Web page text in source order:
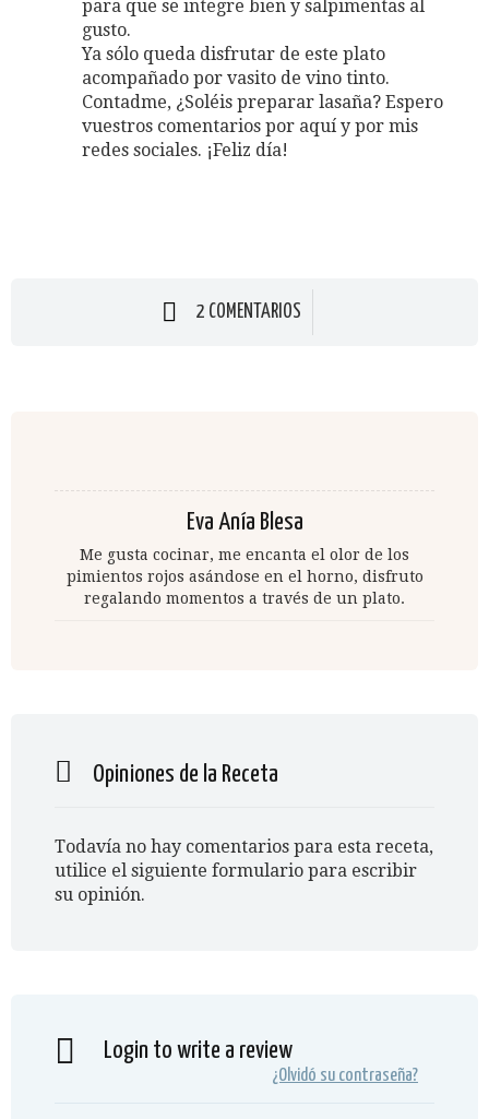
para que se integre bien y salpimentas al
gusto.
Ya sólo queda disfrutar de este plato
acompañado por vasito de vino tinto.
Contadme, ¿Soléis preparar lasaña? Espero
vuestros comentarios por aquí y por mis
redes sociales. ¡Feliz día!
2 COMENTARIOS
Eva Anía Blesa
Me gusta cocinar, me encanta el olor de los
pimientos rojos asándose en el horno, disfruto
regalando momentos a través de un plato.
Opiniones de la Receta
Todavía no hay comentarios para esta receta,
utilice el siguiente formulario para escribir
su opinión.
Login to write a review
¿Olvidó su contraseña?